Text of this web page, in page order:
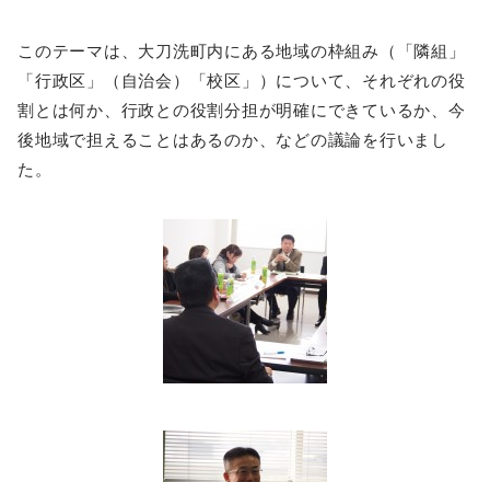
このテーマは、大刀洗町内にある地域の枠組み（「隣組」
「行政区」（自治会）「校区」）について、それぞれの役
割とは何か、行政との役割分担が明確にできているか、今
後地域で担えることはあるのか、などの議論を行いまし
た。